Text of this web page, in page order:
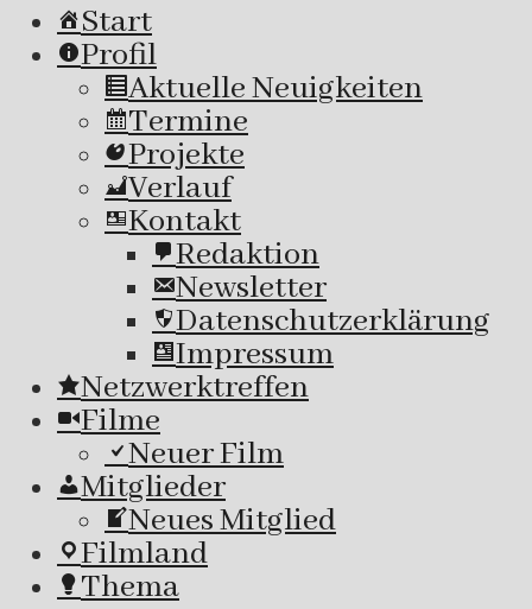
Start
Profil
Aktuelle Neuigkeiten
Termine
Projekte
Verlauf
Kontakt
Redaktion
Newsletter
Datenschutzerklärung
Impressum
Netzwerktreffen
Filme
Neuer Film
Mitglieder
Neues Mitglied
Filmland
Thema